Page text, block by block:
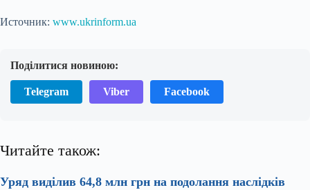
Источник: www.ukrinform.ua
Поділитися новиною:
Telegram Viber Facebook
Читайте також:
Уряд виділив 64,8 млн грн на подолання наслідків